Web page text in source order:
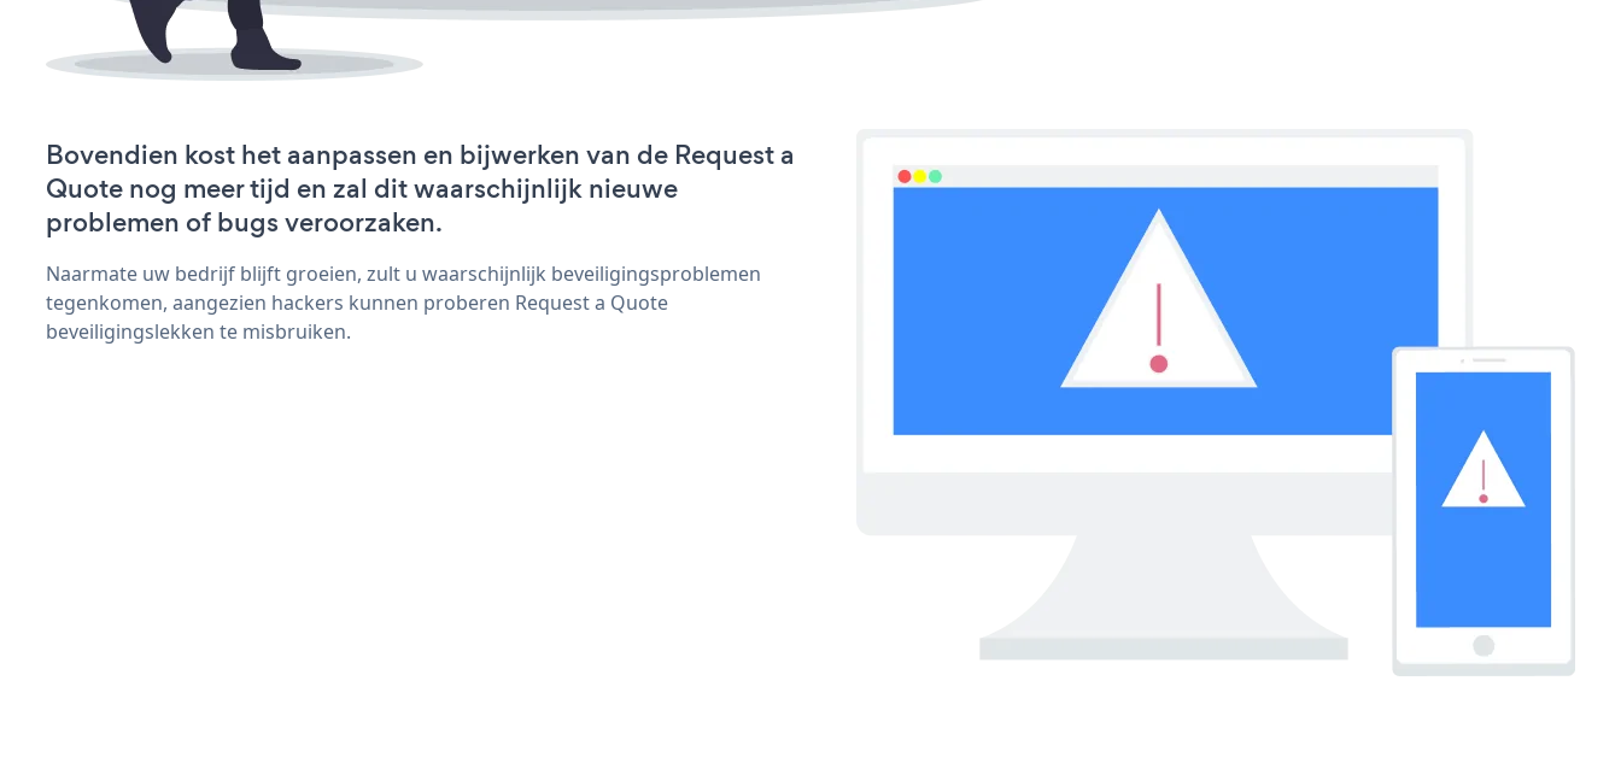
Bovendien kost het aanpassen en bijwerken van de Request a
Quote nog meer tijd en zal dit waarschijnlijk nieuwe
problemen of bugs veroorzaken.
Naarmate uw bedrijf blijft groeien, zult u waarschijnlijk beveiligingsproblemen
tegenkomen, aangezien hackers kunnen proberen Request a Quote
beveiligingslekken te misbruiken.